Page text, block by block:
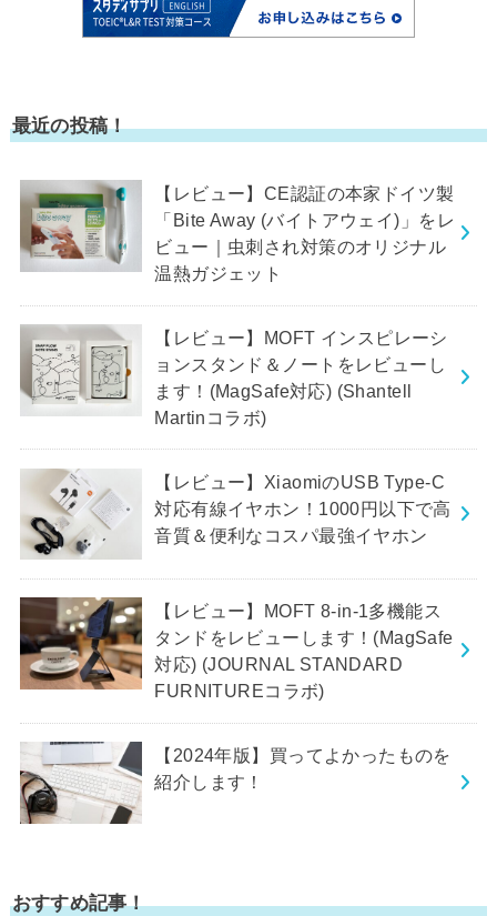
最近の投稿！
【レビュー】CE認証の本家ドイツ製
「Bite Away (バイトアウェイ)」をレ
ビュー｜虫刺され対策のオリジナル
温熱ガジェット
【レビュー】MOFT インスピレーシ
ョンスタンド＆ノートをレビューし
ます！(MagSafe対応) (Shantell
Martinコラボ)
【レビュー】XiaomiのUSB Type-C
対応有線イヤホン！1000円以下で高
音質＆便利なコスパ最強イヤホン
【レビュー】MOFT 8-in-1多機能ス
タンドをレビューします！(MagSafe
対応) (JOURNAL STANDARD
FURNITUREコラボ)
【2024年版】買ってよかったものを
紹介します！
おすすめ記事！